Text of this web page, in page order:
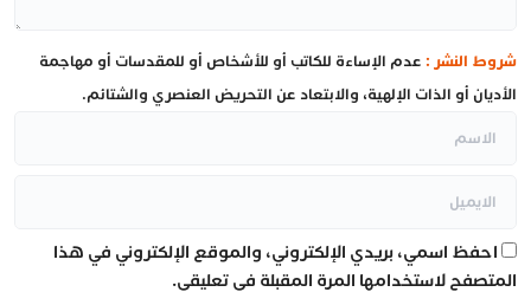
شروط النشر : عدم الإساءة للكاتب أو للأشخاص أو للمقدسات أو مهاجمة
الأديان أو الذات الإلهية، والابتعاد عن التحريض العنصري والشتائم.
احفظ اسمي، بريدي الإلكتروني، والموقع الإلكتروني في هذا
المتصفح لاستخدامها المرة المقبلة في تعليقي.